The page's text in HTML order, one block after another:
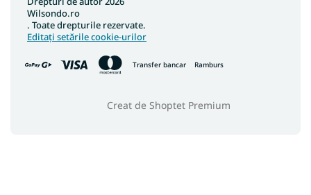
Transfer bancar Ramburs
Creat de Shoptet Premium
Wilsondo.ro
. Toate drepturile rezervate.
Editați setările cookie-urilor